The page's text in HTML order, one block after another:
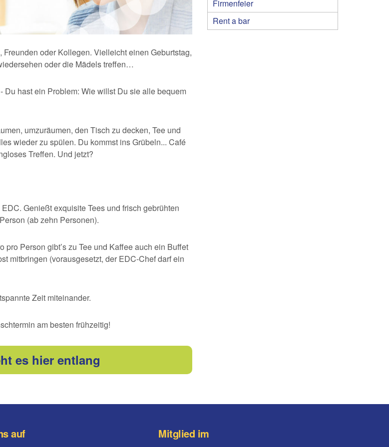
oder Kollegen. Vielleicht einen Geburtstag,
oder die Mädels treffen…
Du hast ein Problem: Wie willst Du sie alle bequem
umzuräumen, den Tisch zu decken, Tee und
wieder zu spülen. Du kommst ins Grübeln... Café
Treffen. Und jetzt?
Genießt exquisite Tees und frisch gebrühten
(ab zehn Personen).
Person gibt’s zu Tee und Kaffee auch ein Buffet
mitbringen (vorausgesetzt, der EDC-Chef darf ein
Zeit miteinander.
am besten frühzeitig!
es hier entlang
Firmenfeier
Rent a bar
auf Mitglied im